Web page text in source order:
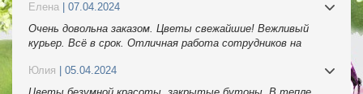
Елена | 07.04.2024
Очень довольна заказом. Цветы свежайшие! Вежливый
курьер. Всё в срок. Отличная работа сотрудников на
Юлия | 05.04.2024